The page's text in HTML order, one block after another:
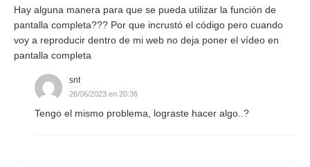
Hay alguna manera para que se pueda utilizar la función de
pantalla completa??? Por que incrustó el código pero cuando
voy a reproducir dentro de mi web no deja poner el vídeo en
pantalla completa
snt
26/06/2023 en 20:36
Tengo el mismo problema, lograste hacer algo..?